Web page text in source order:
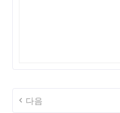
다음